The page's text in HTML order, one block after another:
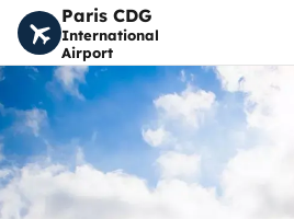
Paris CDG
International
Airport